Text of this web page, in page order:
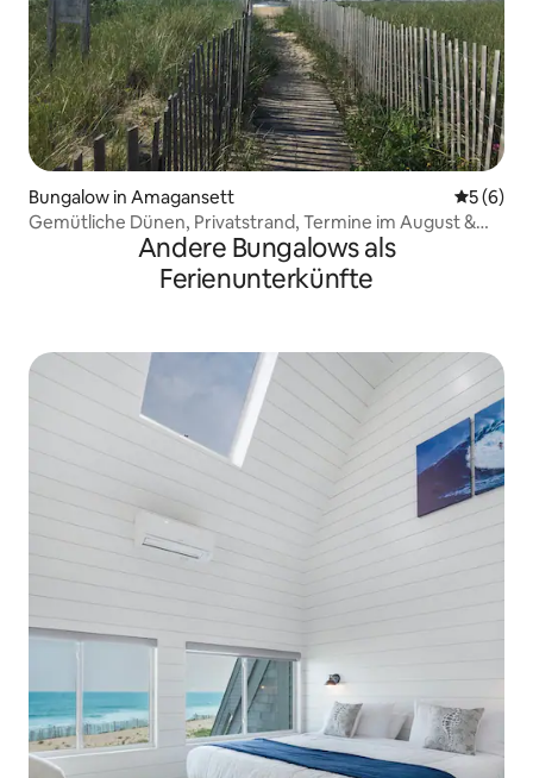
Bungalow in Amagansett
5 (6)
Gemütliche Dünen, Privatstrand, Termine im August &
Andere Bungalows als
Ferienunterkünfte